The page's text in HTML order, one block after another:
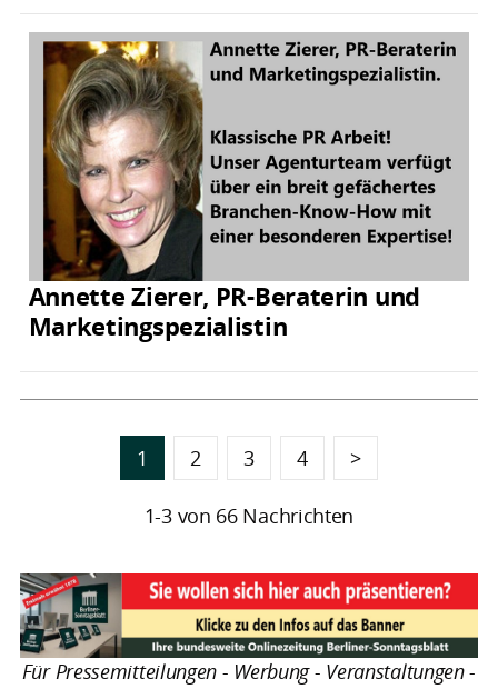
Annette Zierer, PR-Beraterin und
Marketingspezialistin
1 2 3 4 >
1-3 von 66 Nachrichten
Für Pressemitteilungen - Werbung - Veranstaltungen -